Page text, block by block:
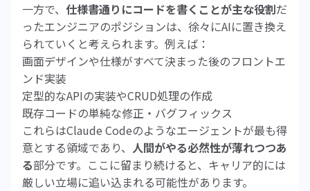
一方で、 仕様書通りにコードを書くことが主な役割だ
ったエンジニアのポジションは、徐々にAIに置き換え
られていくと考えられます。例えば：
画面デザインや仕様がすべて決まった後のフロントエ
ンド実装
定型的なAPIの実装やCRUD処理の作成
既存コードの単純な修正・バグフィックス
これらはClaude Codeのようなエージェントが最も得
意とする領域であり、 人間がやる必然性が薄れつつあ
る部分です。ここに留まり続けると、キャリア的には
厳しい立場に追い込まれる可能性があります。